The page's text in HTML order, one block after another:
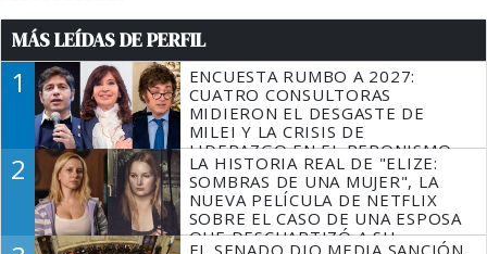
MÁS LEÍDAS DE PERFIL
1
ENCUESTA RUMBO A 2027:
CUATRO CONSULTORAS
MIDIERON EL DESGASTE DE
MILEI Y LA CRISIS DE
LIDERAZGO EN EL PERONISMO
2
LA HISTORIA REAL DE "ELIZE:
SOMBRAS DE UNA MUJER", LA
NUEVA PELÍCULA DE NETFLIX
SOBRE EL CASO DE UNA ESPOSA
QUE DESCUARTIZÓ A SU
EL SENADO DIO MEDIA SANCIÓN